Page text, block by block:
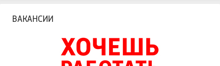
ВАКАНСИИ